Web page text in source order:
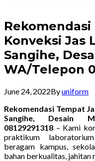
Rekomendasi
Konveksi Jas
Sangihe,
WA/Telepon
June 24, 2022Byuniform
Rekomendasi Tempat
Sangihe, Desain
08129291318 – Kami
praktikum
beragam kampus,
bahan berkualitas, jahitan